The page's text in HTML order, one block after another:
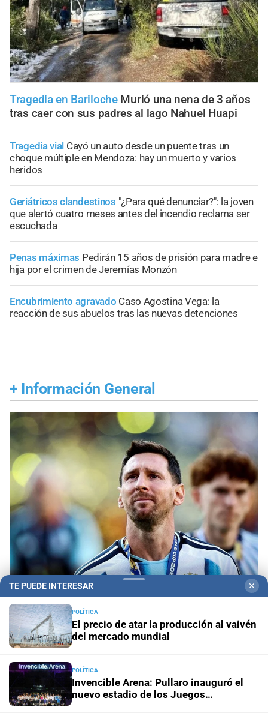
Tragedia en Bariloche Murió una nena de 3 años
tras caer con sus padres al lago Nahuel Huapi
Tragedia vial Cayó un auto desde un puente tras un
choque múltiple en Mendoza: hay un muerto y varios
heridos
Geriátricos clandestinos "¿Para qué denunciar?": la joven
que alertó cuatro meses antes del incendio reclama ser
escuchada
Penas máximas Pedirán 15 años de prisión para madre e
hija por el crimen de Jeremías Monzón
Encubrimiento agravado Caso Agostina Vega: la
reacción de sus abuelos tras las nuevas detenciones
+ Información General
Despedida en Rosario Lionel Messi llega a
Rosario para despedir a su padre, Jorge Messi
Este viernesFrente al costo de vivir en Rosario, la UNR
Panorama astrológicoHoróscopo de hoy 8 de agosto de
2026
TE PUEDE INTERESAR ✕
POLÍTICA
El precio de atar la producción al vaivén
del mercado mundial
POLÍTICA
Invencible Arena: Pullaro inauguró el
nuevo estadio de los Juegos